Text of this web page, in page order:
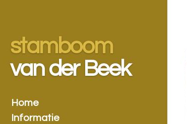
stamboom
van der Beek
Home
Informatie